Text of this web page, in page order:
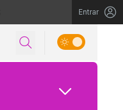
Entrar